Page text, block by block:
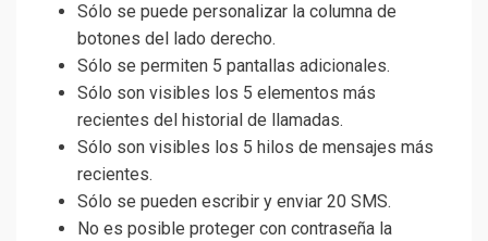
Sólo se puede personalizar la columna de
botones del lado derecho.
Sólo se permiten 5 pantallas adicionales.
Sólo son visibles los 5 elementos más
recientes del historial de llamadas.
Sólo son visibles los 5 hilos de mensajes más
recientes.
Sólo se pueden escribir y enviar 20 SMS.
No es posible proteger con contraseña la